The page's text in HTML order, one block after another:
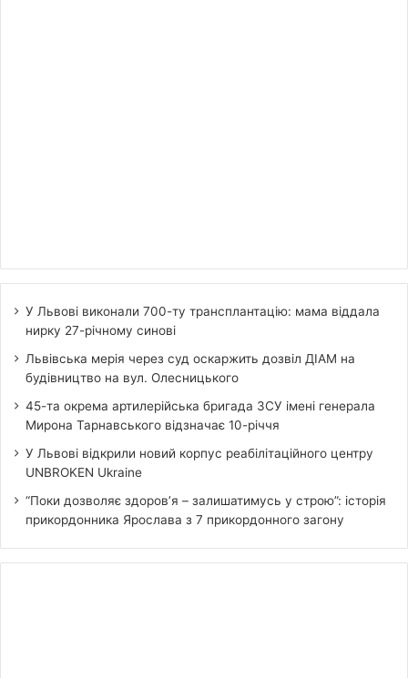
У Львові виконали 700-ту трансплантацію: мама віддала
нирку 27-річному синові
Львівська мерія через суд оскаржить дозвіл ДІАМ на
будівництво на вул. Олесницького
45-та окрема артилерійська бригада ЗСУ імені генерала
Мирона Тарнавського відзначає 10-річчя
У Львові відкрили новий корпус реабілітаційного центру
UNBROKEN Ukraine
“Поки дозволяє здоров’я – залишатимусь у строю”: історія
прикордонника Ярослава з 7 прикордонного загону